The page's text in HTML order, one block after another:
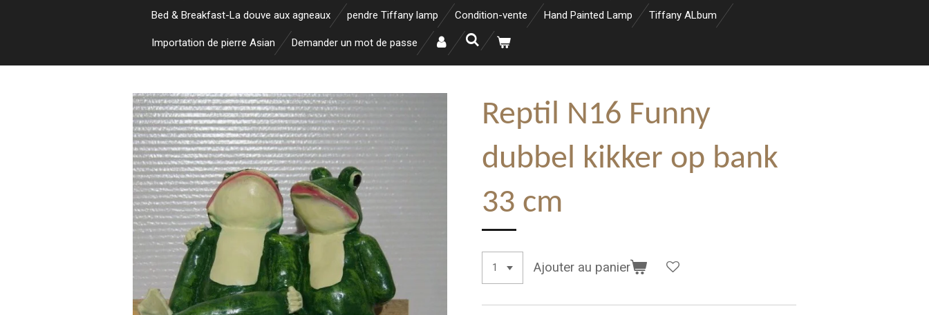
Bed & Breakfast-La douve aux agneaux pendre Tiffany lamp Condition-vente Hand Painted Lamp Tiffany ALbum
Importation de pierre Asian Demander un mot de passe
Reptil N16 Funny
dubbel kikker op bank
33 cm
Ajouter au panier